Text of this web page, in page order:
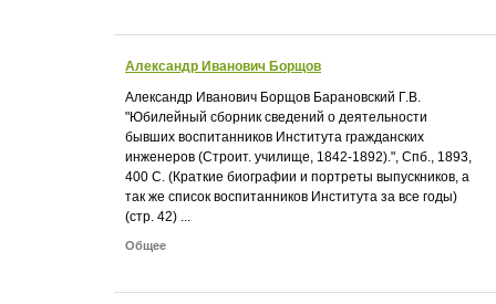
Александр Иванович Борщов
Александр Иванович Борщов Барановский Г.В.
"Юбилейный сборник сведений о деятельности
бывших воспитанников Института гражданских
инженеров (Строит. училище, 1842-1892).", Спб., 1893,
400 С. (Краткие биографии и портреты выпускников, а
так же список воспитанников Института за все годы)
(стр. 42) ...
Общее